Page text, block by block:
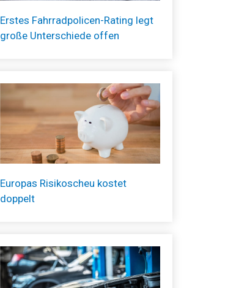
Erstes Fahrradpolicen-Rating legt
große Unterschiede offen
Europas Risikoscheu kostet
doppelt